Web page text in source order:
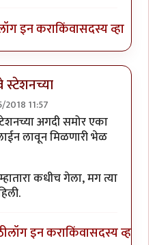
इन कराकिंवासदस्य व्हा
स्टेशनच्या
2018 11:57
मंदिराच्या समोरचीby
अगदी समोर एका
लावून मिळणारी भेळ
कधीच गेला, मग त्या
लॉग इन कराकिंवासदस्य व्हा